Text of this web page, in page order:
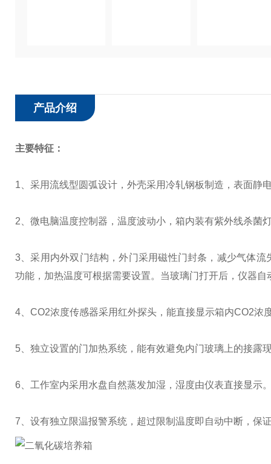
产品介绍
主要特征：
1 、采用流线型圆弧设计，外壳采用冷轧钢板制造，表面
2 、微电脑温度控制器，温度波动小，箱内装有紫外线杀
3 、采用内外双门结构，外门采用磁性门封条，减少气体
功能，加热温度可根据需要设置。当玻璃门打开后，仪器
4 CO2浓度传感器采用红外探头，能直接显示箱内CO2浓
5 、独立设置的门加热系统，能有效避免内门玻璃上的接露
6 、工作室内采用水盘自然蒸发加湿，湿度由仪表直接显示
7 、设有独立限温报警系统，超过限制温度即自动中断，保